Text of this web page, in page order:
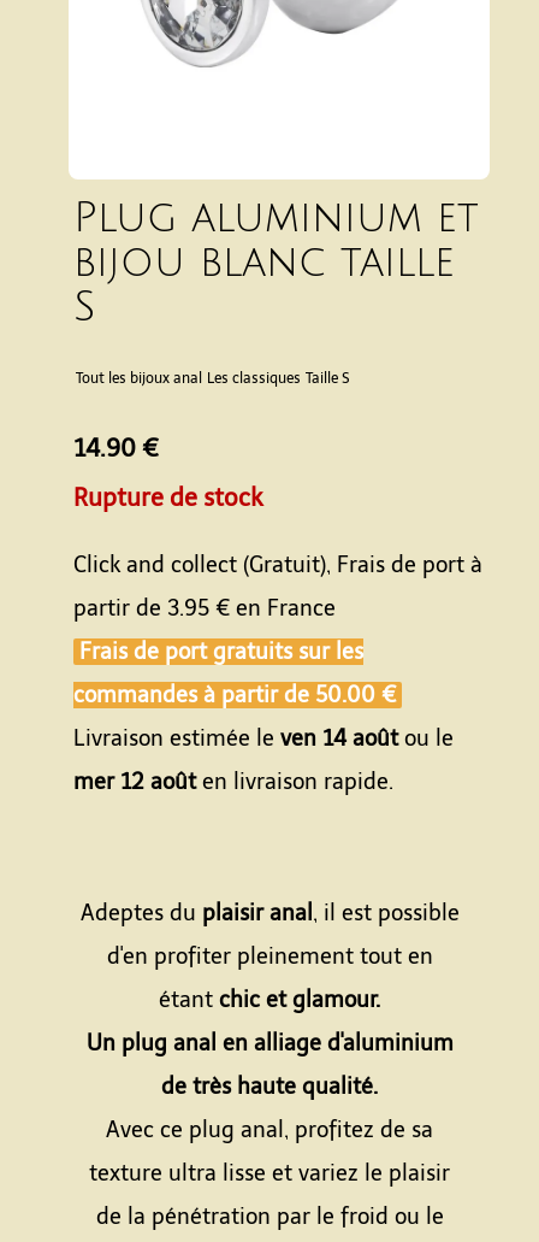
Plug aluminium et
bijou blanc taille
S
Tout les bijoux anal Les classiques Taille S
14.90 €
Rupture de stock
Click and collect (Gratuit), Frais de port à
partir de 3.95 € en France
Frais de port gratuits sur les
commandes à partir de 50.00 €
Livraison estimée le ven 14 aoûtou le
mer 12 aoûten livraison rapide.
Adeptes du plaisir anal , il est possible
d'en profiter pleinement tout en
étant chic et glamour.
Un plug anal en alliage d'aluminium
de très haute qualité.
Avec ce plug anal, profitez de sa
texture ultra lisse et variez le plaisir
de la pénétration par le froid ou le